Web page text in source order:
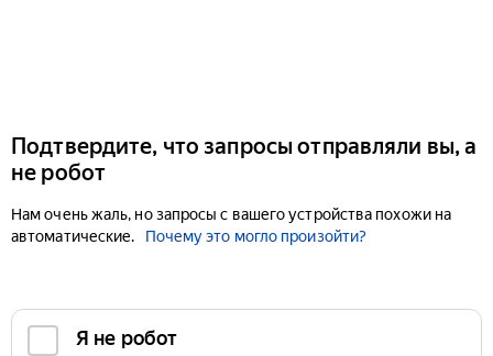
Подтвердите, что запросы отправляли вы, а
не робот
Нам очень жаль, но запросы с вашего устройства похожи на
автоматические.
Почему это могло произойти?